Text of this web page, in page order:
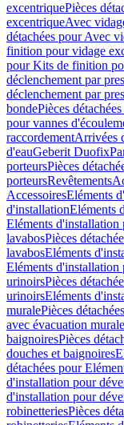
excentriquePièces
excentriqueAvec
détachées pour Avec
finition pour vidage
pour Kits de finition
déclenchement par
déclenchement par
bondePièces
pour vannes
raccordementArrivées
d'eauGeberit Duofix
porteursPièces
porteursRevêtements
AccessoiresEléments
d'installationEléments
Eléments d'installation
lavabosPièces
lavabosEléments
Eléments d'installation
urinoirsPièces
urinoirsEléments
muralePièces
avec évacuation murale
baignoiresPièces
douches et baignoires
détachées pour
d'installation pour
d'installation pour
robinetteriesPièces